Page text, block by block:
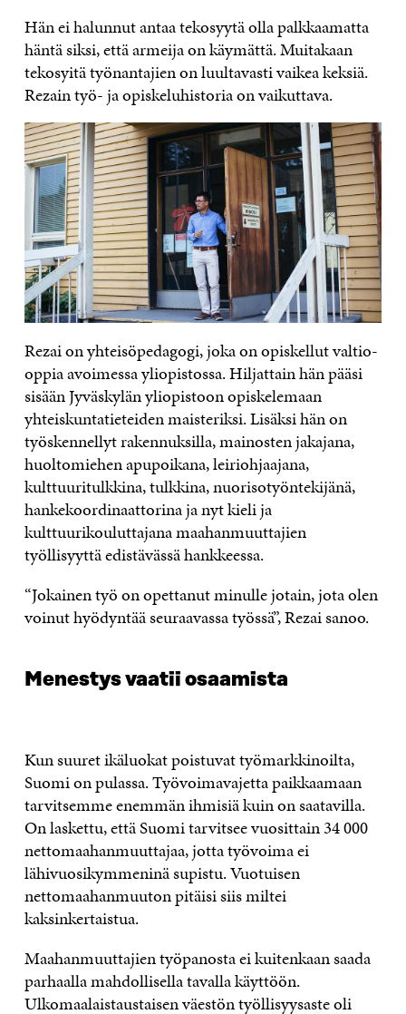
Hän ei halunnut antaa tekosyytä olla palkkaamatta
häntä siksi, että armeija on käymättä. Muitakaan
tekosyitä työnantajien on luultavasti vaikea keksiä.
Rezain työ-­ ja opiskeluhistoria on vaikuttava.
Rezai on yhteisöpedagogi, joka on opiskellut valtio­-
oppia avoimessa yliopistossa. Hiljattain hän pääsi
sisään Jyväskylän yliopistoon opiskelemaan
yhteiskuntatieteiden maisteriksi. Lisäksi hän on
työskennellyt rakennuksilla, mainosten jakajana,
huoltomiehen apupoikana, leiriohjaajana,
kulttuuritulkkina, tulkkina, nuorisotyöntekijänä,
hankekoordinaattorina ja nyt kieli­ ja
kulttuurikouluttajana maahanmuuttajien
työllisyyttä edistävässä hankkeessa.
“Jokainen työ on opettanut minulle jotain, jota olen
voinut hyödyntää seuraavassa työssä”, Rezai sanoo.
Menestys vaatii osaamista
Kun suuret ikäluokat poistuvat työmarkkinoilta,
Suomi on pulassa. Työvoimavajetta paikkaamaan
tarvitsemme enemmän ihmisiä kuin on saatavilla.
On laskettu, että Suomi tarvitsee vuosittain 34 000
nettomaahanmuuttajaa, jotta työvoima ei
lähivuosikymmeninä supistu. Vuotuisen
nettomaahanmuuton pitäisi siis miltei
kaksinkertaistua.
Maahanmuuttajien työpanosta ei kuitenkaan saada
parhaalla mahdollisella tavalla käyttöön.
Ulkomaalaistaustaisen väestön työllisyysaste oli